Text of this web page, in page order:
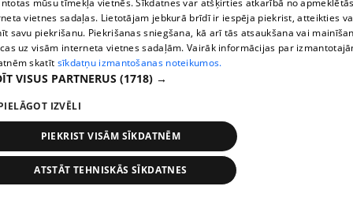
pirms 4 mēnešiem, 2 nedēļām 00:05:34
Ko cilvēki patiesībā meklē energoterapijā pie
Agneses Zeltiņas
4. epizode
mūsu tīmekļa vietnēs. Sīkdatnes var atšķirties atkarībā no
vietnes sadaļas. Lietotājam jebkurā brīdī ir iespēja piekrist, atteikties
savu piekrišanu. Piekrišanas sniegšana, kā arī tās atsaukšana vai
uz visām interneta vietnes sadaļām. Vairāk informācijas par
skatīt sīkdatņu izmantošanas noteikumos.
VISUS PARTNERUS (1718) →
IZVĒLI
PIEKRIST VISĀM SĪKDATNĒM
ATSTĀT TEHNISKĀS SĪKDATNES